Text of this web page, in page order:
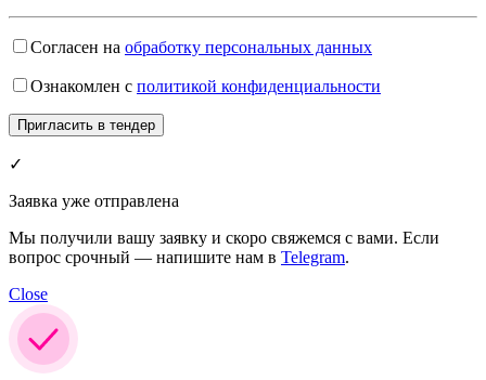
Согласен на обработку персональных данных
Ознакомлен с политикой конфиденциальности
✓
Заявка уже отправлена
Мы получили вашу заявку и скоро свяжемся с вами. Если
вопрос срочный — напишите нам в Telegram.
Close